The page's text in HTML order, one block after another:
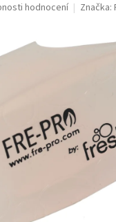
hodnocení Značka: